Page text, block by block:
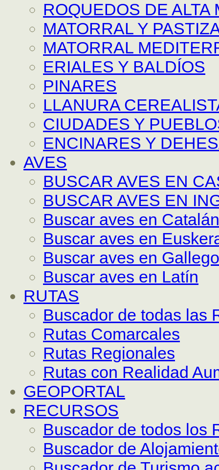
ROQUEDOS DE ALTA
MATORRAL Y
MATORRAL
ERIALES Y BALDÍOS
PINARES
LLANURA
CIUDADES Y
ENCINARES Y
AVES
BUSCAR AVES EN
BUSCAR AVES EN
Buscar aves en Catalán
Buscar aves en
Buscar aves en Gallego
Buscar aves en Latín
RUTAS
Buscador de todas las
Rutas Comarcales
Rutas Regionales
Rutas con Realidad
GEOPORTAL
RECURSOS
Buscador de todos los
Buscador de